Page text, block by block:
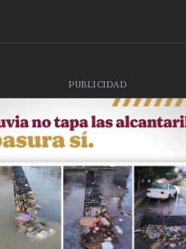
PUBLICIDAD